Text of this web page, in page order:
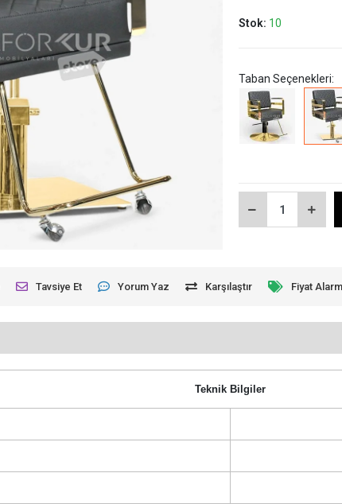
Stok: 10
Taban Seçenekleri:
Tavsiye Et Yorum Yaz Karşılaştır Fiyat
Teknik Bilgiler